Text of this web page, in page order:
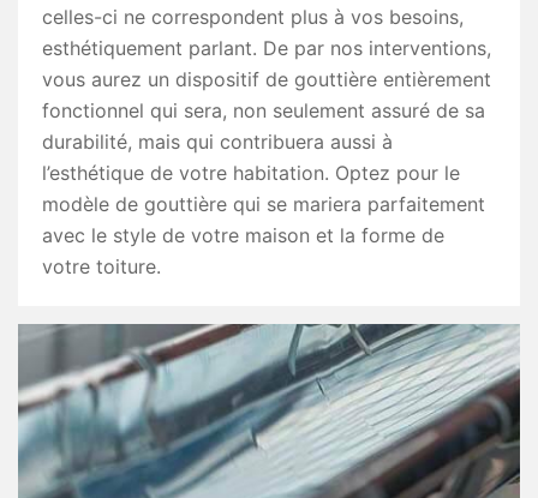
celles-ci ne correspondent plus à vos besoins,
esthétiquement parlant. De par nos interventions,
vous aurez un dispositif de gouttière entièrement
fonctionnel qui sera, non seulement assuré de sa
durabilité, mais qui contribuera aussi à
l’esthétique de votre habitation. Optez pour le
modèle de gouttière qui se mariera parfaitement
avec le style de votre maison et la forme de
votre toiture.